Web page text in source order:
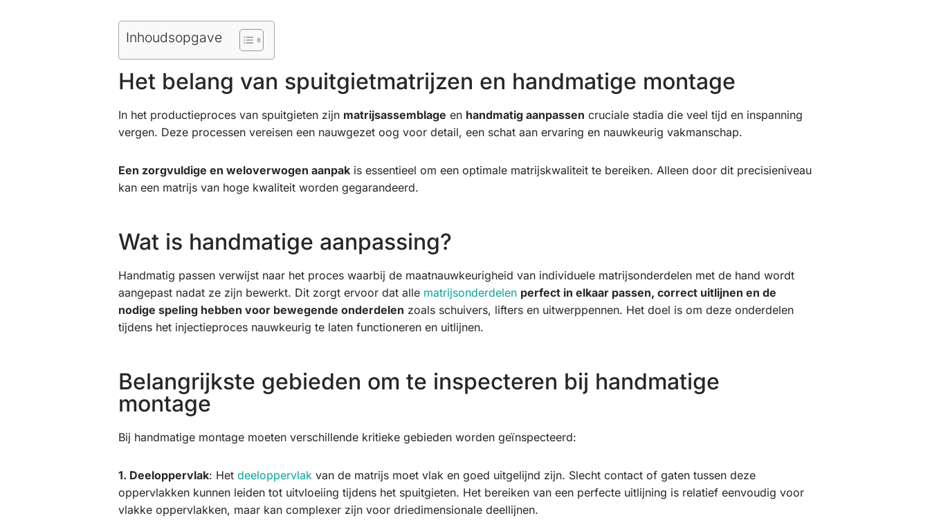
Inhoudsopgave
Het belang van spuitgietmatrijzen en handmatige montage
In het productieproces van spuitgieten zijn matrijsassemblage en handmatig aanpassen cruciale stadia die veel tijd en inspanning
vergen. Deze processen vereisen een nauwgezet oog voor detail, een schat aan ervaring en nauwkeurig vakmanschap.
Een zorgvuldige en weloverwogen aanpakis essentieel om een optimale matrijskwaliteit te bereiken. Alleen door dit precisieniveau
kan een matrijs van hoge kwaliteit worden gegarandeerd.
Wat is handmatige aanpassing?
Handmatig passen verwijst naar het proces waarbij de maatnauwkeurigheid van individuele matrijsonderdelen met de hand wordt
aangepast nadat ze zijn bewerkt. Dit zorgt ervoor dat alle matrijsonderdelen perfect in elkaar passen, correct uitlijnen en de
nodige speling hebben voor bewegende onderdelen zoals schuivers, lifters en uitwerppennen. Het doel is om deze onderdelen
tijdens het injectieproces nauwkeurig te laten functioneren en uitlijnen.
Belangrijkste gebieden om te inspecteren bij handmatige
montage
Bij handmatige montage moeten verschillende kritieke gebieden worden geïnspecteerd:
1. Deeloppervlak: Het deeloppervlakvan de matrijs moet vlak en goed uitgelijnd zijn. Slecht contact of gaten tussen deze
oppervlakken kunnen leiden tot uitvloeiing tijdens het spuitgieten. Het bereiken van een perfecte uitlijning is relatief eenvoudig voor
vlakke oppervlakken, maar kan complexer zijn voor driedimensionale deellijnen.